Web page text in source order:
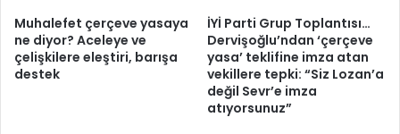
Muhalefet çerçeve yasaya
ne diyor? Aceleye ve
çelişkilere eleştiri, barışa
destek
İYİ Parti Grup Toplantısı…
Dervişoğlu’ndan ‘çerçeve
yasa’ teklifine imza atan
vekillere tepki: “Siz Lozan’a
değil Sevr’e imza
atıyorsunuz”